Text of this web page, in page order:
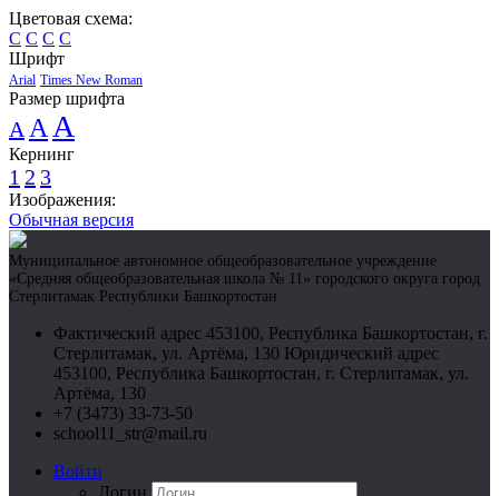
Цветовая схема:
C C C C
Шрифт
Arial Times New Roman
Размер шрифта
A A A
Кернинг
1 2 3
Изображения:
Обычная версия
Муниципальное автономное общеобразовательное учреждение
«Средняя общеобразовательная школа № 11» городского округа город
Стерлитамак Республики Башкортостан
Фактический адрес 453100, Республика Башкортостан, г.
Стерлитамак, ул. Артёма, 130 Юридический адрес
453100, Республика Башкортостан, г. Стерлитамак, ул.
Артёма, 130
+7 (3473) 33-73-50
school11_str@mail.ru
Войти
Логин